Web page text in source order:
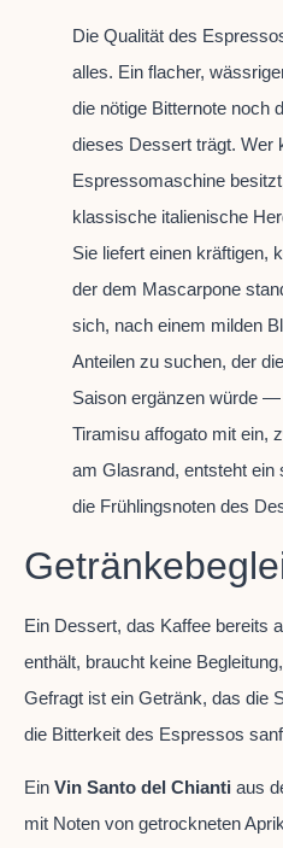
Die Qualität des
alles. Ein flacher,
die nötige Bitternote noch
dieses Dessert trägt. Wer
Espressomaschine
klassische italienische
Sie liefert einen kräftigen,
der dem Mascarpone
sich, nach einem milden
Anteilen zu suchen, der
Saison ergänzen würde
Tiramisu affogato mit ein,
am Glasrand, entsteht ein
die Frühlingsnoten des
Ein Dessert, das Kaffee bereits
enthält, braucht keine
Gefragt ist ein Getränk, das die
die Bitterkeit des Espressos
Ein Vin Santo del Chianti aus
mit Noten von getrockneten